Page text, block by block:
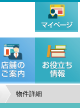
物件詳細